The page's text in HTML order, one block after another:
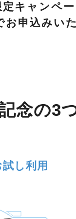
キャンペ
申込みい
念の3
試し利用